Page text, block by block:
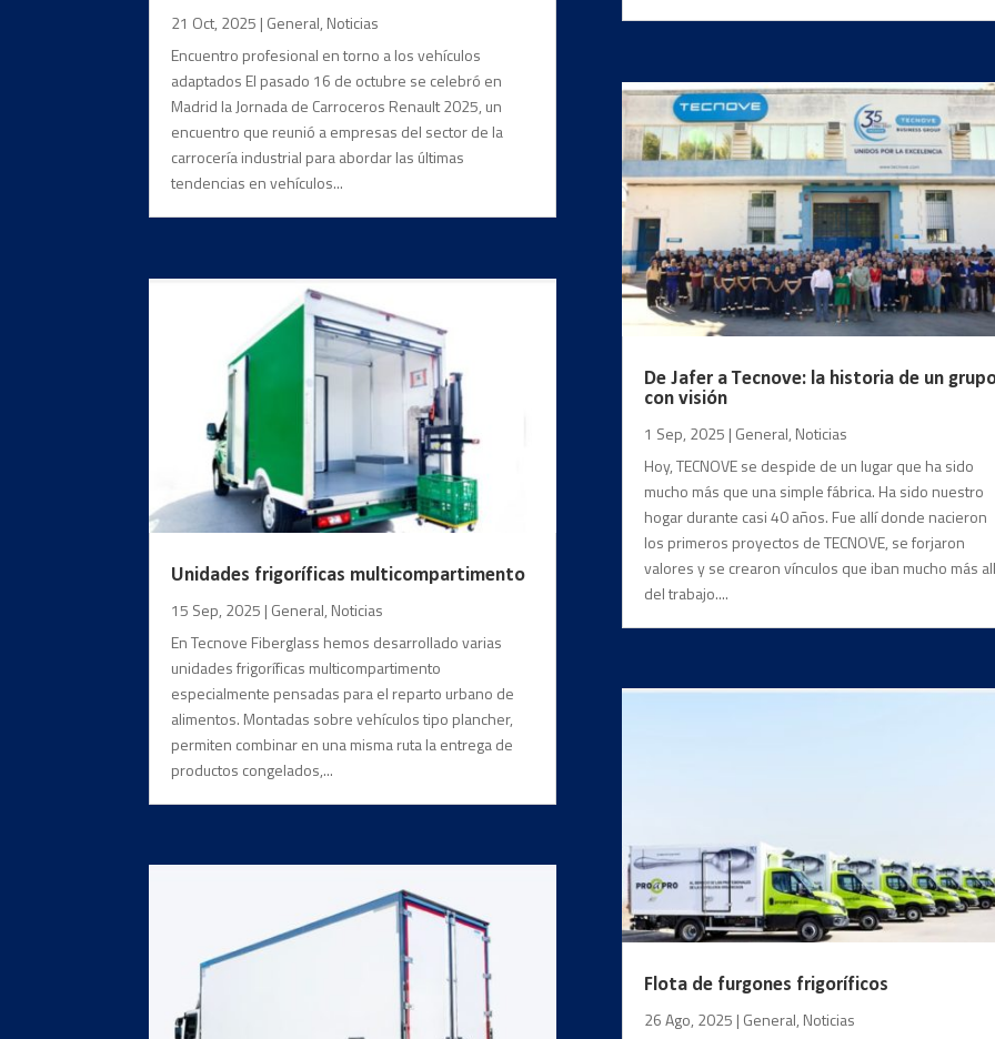
21 Oct, 2025 | General, Noticias
Encuentro profesional en torno a los vehículos
adaptados El pasado 16 de octubre se celebró en
Madrid la Jornada de Carroceros Renault 2025, un
encuentro que reunió a empresas del sector de la
carrocería industrial para abordar las últimas
tendencias en vehículos...
Unidades frigoríficas multicompartimento
15 Sep, 2025 | General, Noticias
En Tecnove Fiberglass hemos desarrollado varias
unidades frigoríficas multicompartimento
especialmente pensadas para el reparto urbano de
alimentos. Montadas sobre vehículos tipo plancher,
permiten combinar en una misma ruta la entrega de
productos congelados,...
De Jafer a Tecnove: la historia de un
con visión
1 Sep, 2025 | General, Noticias
Hoy, TECNOVE se despide de un lugar que ha sido
mucho más que una simple fábrica. Ha sido nuestro
hogar durante casi 40 años. Fue allí donde nacieron
los primeros proyectos de TECNOVE, se forjaron
valores y se crearon vínculos que iban mucho más
del trabajo....
Flota de furgones frigoríficos
26 Ago, 2025 | General, Noticias